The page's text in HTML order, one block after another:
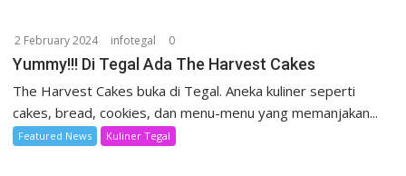
2 February 2024 infotegal 0
Yummy!!! Di Tegal Ada The Harvest Cakes
The Harvest Cakes buka di Tegal. Aneka kuliner seperti
cakes, bread, cookies, dan menu-menu yang memanjakan...
Featured News Kuliner Tegal